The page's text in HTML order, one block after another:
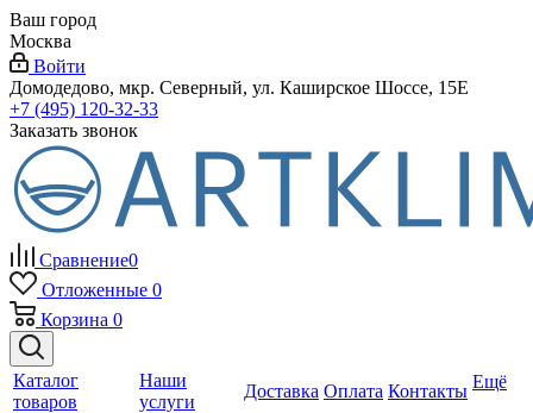
Ваш город
Москва
Войти
Домодедово, мкр. Северный, ул. Каширское Шоссе, 15Е
+7 (495) 120-32-33
Заказать звонок
Сравнение0
Отложенные 0
Корзина 0
Каталог
товаров
Наши
услуги
Доставка Оплата Контакты Ещё